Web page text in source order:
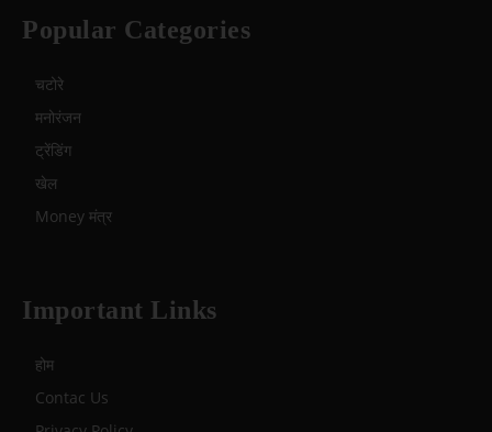
Popular Categories
चटोरे
मनोरंजन
ट्रेंडिंग
खेल
Money मंत्र
Important Links
होम
Contac Us